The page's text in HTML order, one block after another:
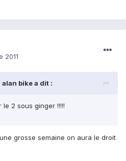
2011
alan bike a dit :
2 sous ginger !!!!!
grosse semaine on aura le droit